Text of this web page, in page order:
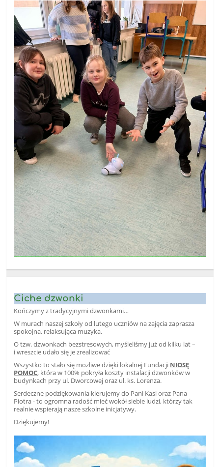
Ciche dzwonki
Kończymy z tradycyjnymi dzwonkami…
W murach naszej szkoły od lutego uczniów na zajęcia zaprasza
spokojna, relaksująca muzyka.
O tzw. dzwonkach bezstresowych, myśleliśmy już od kilku lat –
i wreszcie udało się je zrealizować
Wszystko to stało się możliwe dzięki lokalnej Fundacji NIOSĘ
POMOC, która w 100% pokryła koszty instalacji dzwonków w
budynkach przy ul. Dworcowej oraz ul. ks. Lorenza.
Serdeczne podziękowania kierujemy do Pani Kasi oraz Pana
Piotra - to ogromna radość mieć wokół siebie ludzi, którzy tak
realnie wspierają nasze szkolne inicjatywy.
Dziękujemy!